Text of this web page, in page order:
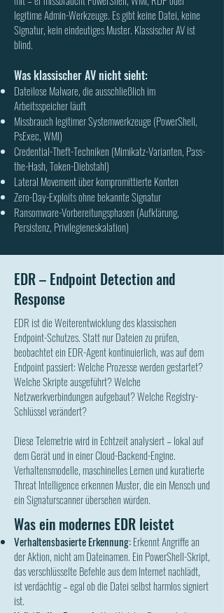
legitime Admin-Werkzeuge. Es gibt keine Datei, keine
Signatur, kein eindeutiges Muster. Klassischer AV ist
blind.
Was klassischer AV nicht sieht:
Dateilose Malware, die ausschließlich im
Arbeitsspeicher läuft
Missbrauch legitimer Systemwerkzeuge (PowerShell,
PsExec, WMI)
Credential-Theft-Techniken (Mimikatz-Varianten, Pass-
the-Hash, Token-Diebstahl)
Lateral Movement über kompromittierte Konten
Zero-Day-Exploits ohne bekannte Signatur
Ransomware-Vorbereitungsphasen (Aufklärung,
Persistenz, Privilegieneskalation)
EDR – Endpoint Detection and
Response
EDR ist die Weiterentwicklung des klassischen
Endpoint-Schutzes. Statt nur Dateien zu prüfen,
beobachtet ein EDR-Agent kontinuierlich, was auf dem
Endpoint passiert: Welche Prozesse werden gestartet?
Welche Skripte ausgeführt? Welche
Netzwerkverbindungen aufgebaut? Welche Registry-
Schlüssel verändert?
Diese Telemetrie wird in Echtzeit analysiert – lokal auf
dem Gerät und in einer Cloud-Backend-Engine.
Verhaltensmodelle, maschinelles Lernen und kuratierte
Threat Intelligence erkennen Muster, die ein Mensch und
ein Signaturscanner übersehen würden.
Was ein modernes EDR leistet
​Verhaltensbasierte Erkennung:Erkennt Angriffe an
der Aktion, nicht am Dateinamen. Ein PowerShell-Skript,
das verschlüsselte Befehle aus dem Internet nachlädt,
ist verdächtig – egal ob die Datei selbst harmlos signiert
ist.